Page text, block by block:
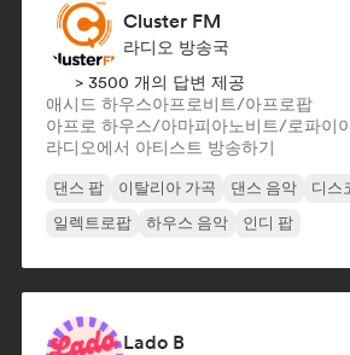
Cluster FM
라디오 방송국
> 3500 개의 답변 제공
애시드 하우스아프로비트/아프로팝
아프로 하우스/아마피아노비트/로파이
라디오에서 아티스트 방송하기
댄스 팝 이탈리아 가곡 댄스 음악 디스
일렉트로팝
하우스 음악 인디 팝
Lado B